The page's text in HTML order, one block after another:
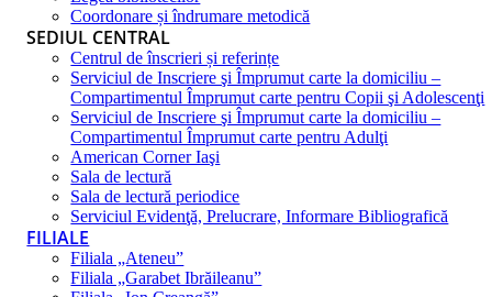
Coordonare și îndrumare metodică
SEDIUL CENTRAL
Centrul de înscrieri și referințe
Serviciul de Inscriere şi Împrumut carte la domiciliu –
Compartimentul Împrumut carte pentru Copii şi Adolescenţi
Serviciul de Inscriere şi Împrumut carte la domiciliu –
Compartimentul Împrumut carte pentru Adulţi
American Corner Iaşi
Sala de lectură
Sala de lectură periodice
Serviciul Evidenţă, Prelucrare, Informare Bibliografică
FILIALE
Filiala „Ateneu”
Filiala „Garabet Ibrăileanu”